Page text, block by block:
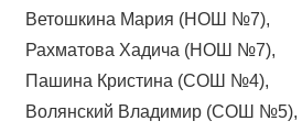
Ветошкина Мария (НОШ №7),
Рахматова Хадича (НОШ №7),
Пашина Кристина (СОШ №4),
Волянский Владимир (СОШ №5),